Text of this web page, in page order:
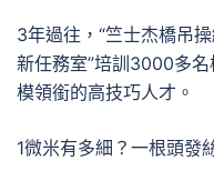
3年過往，“竺士杰橋吊
新任務室”培訓3000多
模領銜的高技巧人才。
1微米有多細？一根頭發